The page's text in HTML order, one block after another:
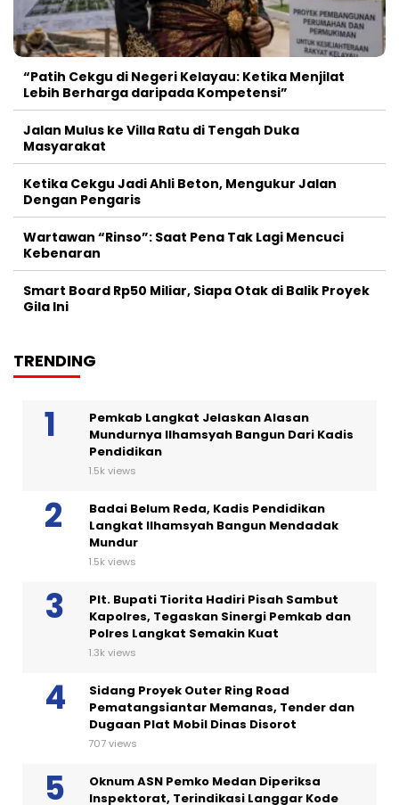
“Patih Cekgu di Negeri Kelayau: Ketika Menjilat
Lebih Berharga daripada Kompetensi”
Jalan Mulus ke Villa Ratu di Tengah Duka
Masyarakat
Ketika Cekgu Jadi Ahli Beton, Mengukur Jalan
Dengan Pengaris
Wartawan “Rinso”: Saat Pena Tak Lagi Mencuci
Kebenaran
Smart Board Rp50 Miliar, Siapa Otak di Balik Proyek
Gila Ini
TRENDING
Pemkab Langkat Jelaskan Alasan
Mundurnya Ilhamsyah Bangun Dari Kadis
Pendidikan
1.5k views
Badai Belum Reda, Kadis Pendidikan
Langkat Ilhamsyah Bangun Mendadak
Mundur
1.5k views
Plt. Bupati Tiorita Hadiri Pisah Sambut
Kapolres, Tegaskan Sinergi Pemkab dan
Polres Langkat Semakin Kuat
1.3k views
Sidang Proyek Outer Ring Road
Pematangsiantar Memanas, Tender dan
Dugaan Plat Mobil Dinas Disorot
707 views
Oknum ASN Pemko Medan Diperiksa
Inspektorat, Terindikasi Langgar Kode